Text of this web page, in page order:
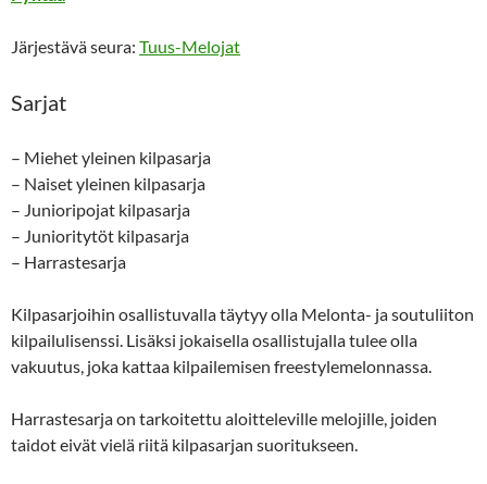
Järjestävä seura: Tuus-Melojat
Sarjat
– Miehet yleinen kilpasarja
– Naiset yleinen kilpasarja
– Junioripojat kilpasarja
– Junioritytöt kilpasarja
– Harrastesarja
Kilpasarjoihin osallistuvalla täytyy olla Melonta- ja soutuliiton
kilpailulisenssi. Lisäksi jokaisella osallistujalla tulee olla
vakuutus, joka kattaa kilpailemisen freestylemelonnassa.
Harrastesarja on tarkoitettu aloitteleville melojille, joiden
taidot eivät vielä riitä kilpasarjan suoritukseen.